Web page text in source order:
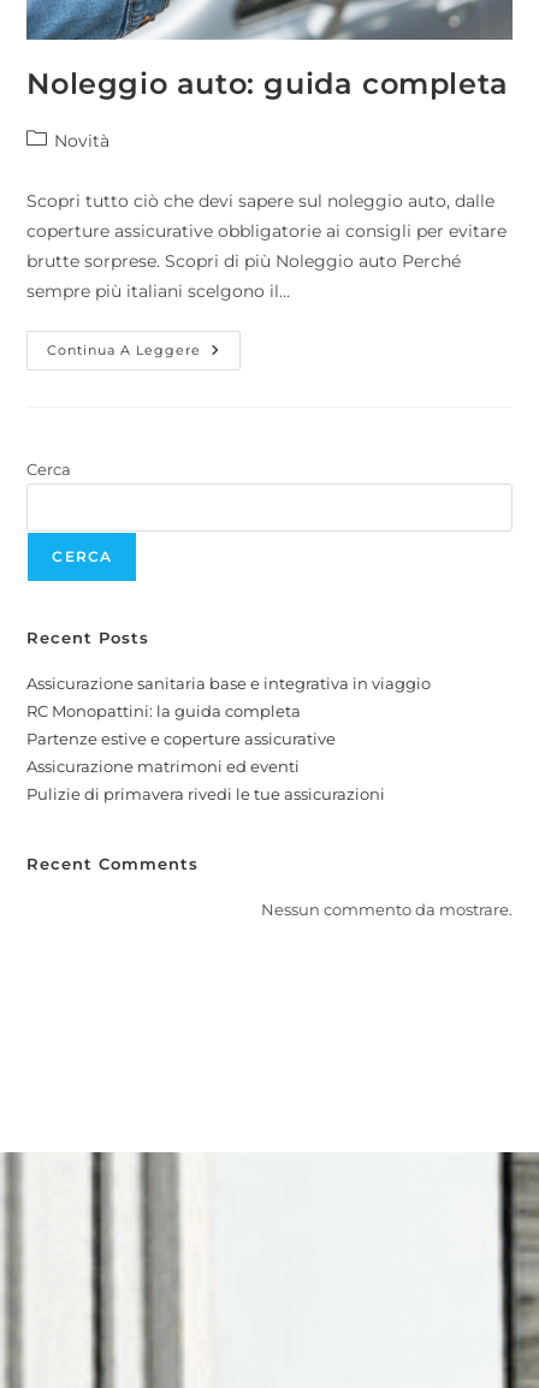
Noleggio auto: guida completa
Novità
Scopri tutto ciò che devi sapere sul noleggio auto, dalle
coperture assicurative obbligatorie ai consigli per evitare
brutte sorprese. Scopri di più Noleggio auto Perché
sempre più italiani scelgono il…
Continua A Leggere
Cerca
CERCA
Recent Posts
Assicurazione sanitaria base e integrativa in viaggio
RC Monopattini: la guida completa
Partenze estive e coperture assicurative
Assicurazione matrimoni ed eventi
Pulizie di primavera rivedi le tue assicurazioni
Recent Comments
Nessun commento da mostrare.